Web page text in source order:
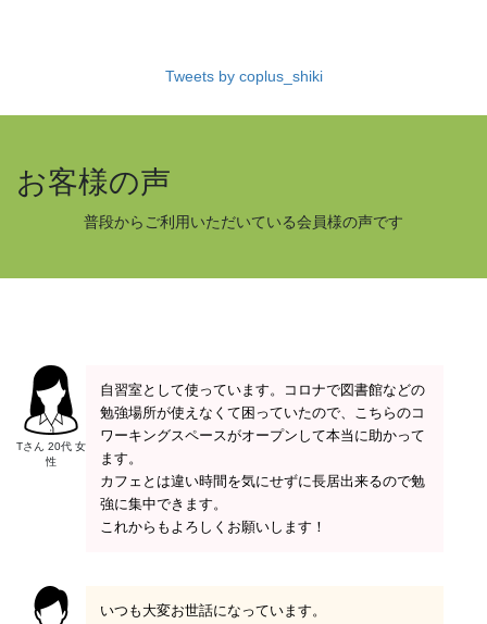
Tweets by coplus_shiki
お客様の声
普段からご利用いただいている会員様の声です
Tさん 20代 女
性
自習室として使っています。コロナで図書館などの
勉強場所が使えなくて困っていたので、こちらのコ
ワーキングスペースがオープンして本当に助かって
ます。
カフェとは違い時間を気にせずに長居出来るので勉
強に集中できます。
これからもよろしくお願いします！
いつも大変お世話になっています。